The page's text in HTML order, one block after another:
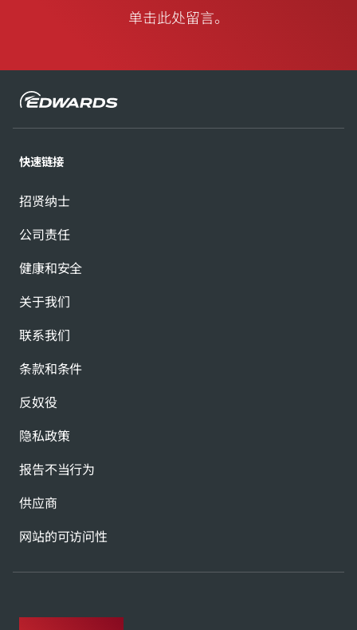
单击此处留言。
快速链接
招贤纳士
公司责任
健康和安全
关于我们
联系我们
条款和条件
反奴役
隐私政策
报告不当行为
供应商
网站的可访问性